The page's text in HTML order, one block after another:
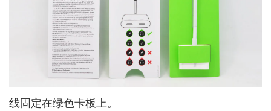
线固定在绿色卡板上。